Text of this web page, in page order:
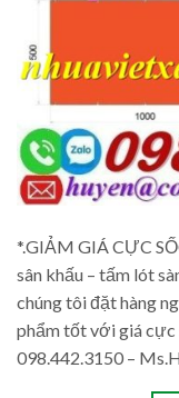
*.GIẢM GIÁ CỰC
sân khấu – tấm lót
chúng tôi đặt hàng
phẩm tốt với giá cực
098.442.3150 –